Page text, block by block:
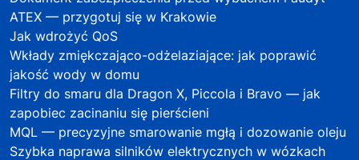
ATEX — przygotuj się w Krakowie
Jak wdrożyć QoS
Wkłady zmiękczająco-odżelaziające: jak poprawić
jakość wody w domu
Filtry do smaru dla Dragon X, Piccola i Bravo — jak
zapobiec zacinaniu się pierścieni
MQL — precyzyjne smarowanie mgłą i dozowanie oleju
Szybka naprawa silników elektrycznych w wózkach